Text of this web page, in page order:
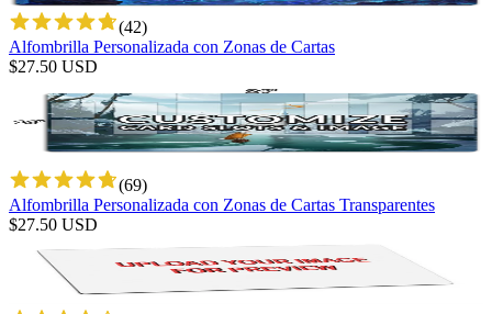
(42)
Alfombrilla Personalizada con Zonas de Cartas
$27.50 USD
(69)
Alfombrilla Personalizada con Zonas de Cartas Transparentes
$27.50 USD